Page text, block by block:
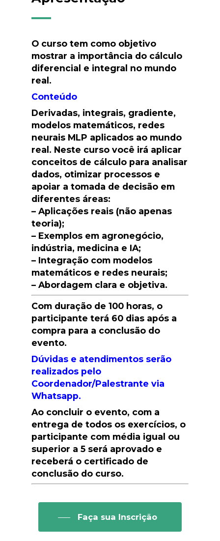
O curso tem como objetivo
mostrar a importância do cálculo
diferencial e integral no mundo
real.
Conteúdo
Derivadas, integrais, gradiente,
modelos matemáticos, redes
neurais MLP aplicados ao mundo
real. Neste curso você irá aplicar
conceitos de cálculo para analisar
dados, otimizar processos e
apoiar a tomada de decisão em
diferentes áreas:
– Aplicações reais (não apenas
teoria);
– Exemplos em agronegócio,
indústria, medicina e IA;
– Integração com modelos
matemáticos e redes neurais;
– Abordagem clara e objetiva.
Com duração de 100 horas, o
participante terá 60 dias após a
compra para a conclusão do
evento.
Dúvidas e atendimentos serão
realizados pelo
Coordenador/Palestrante via
Whatsapp.
Ao concluir o evento, com a
entrega de todos os exercícios, o
participante com média igual ou
superior a 5 será aprovado e
receberá o certificado de
conclusão do curso.
Faça sua Inscrição